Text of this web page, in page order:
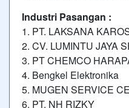
Industri Pasangan :
1. PT. LAKSANA
2. CV. LUMINTU JAYA
3. PT CHEMCO
4. Bengkel Elektronika
5. MUGEN SERVICE
6. PT. NH RIZKY